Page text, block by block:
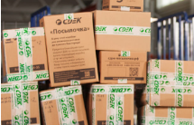
СДЭК обслуживается
котором
и в целом у группы СДЭК
дальнейшего развития в
сервисов для
По итогам 2025 года эмитент
платёжного агрегатора на 150%
разработала стратегию
использовать потенциал
продолжать